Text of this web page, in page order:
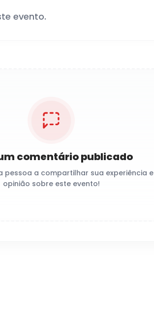
evento.
comentário publicado
pessoa a compartilhar sua experiência e
opinião sobre este evento!